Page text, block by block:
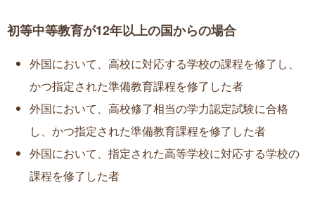
初等中等教育が12年以上の国からの場合
外国において、高校に対応する学校の課程を修了し、
かつ指定された準備教育課程を修了した者
外国において、高校修了相当の学力認定試験に合格
し、かつ指定された準備教育課程を修了した者
外国において、指定された高等学校に対応する学校の
課程を修了した者